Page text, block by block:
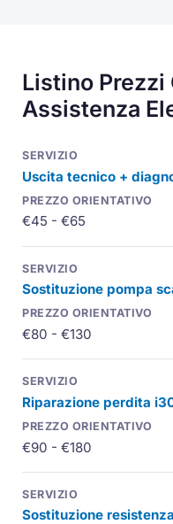
Listino
Assistenza
Uscita tecnico +
€45 - €65
Sostituzione pompa
€80 - €130
Riparazione perdita
€90 - €180
Sostituzione